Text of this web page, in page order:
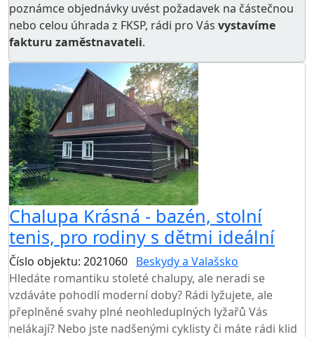
poznámce objednávky uvést požadavek na částečnou
nebo celou úhrada z FKSP, rádi pro Vás vystavíme
fakturu zaměstnavateli.
Chalupa Krásná - bazén, stolní
tenis, pro rodiny s dětmi ideální
Číslo objektu: 2021060 Beskydy a Valašsko
Hledáte romantiku stoleté chalupy, ale neradi se
vzdáváte pohodlí moderní doby? Rádi lyžujete, ale
přeplněné svahy plné neohleduplných lyžařů Vás
nelákají? Nebo jste nadšenými cyklisty či máte rádi klid